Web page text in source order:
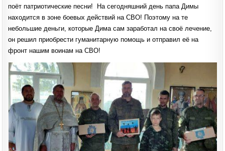
поёт патриотические песни! На сегодняшний день папа Димы
находится в зоне боевых действий на СВО! Поэтому на те
небольшие деньги, которые Дима сам заработал на своё лечение,
он решил приобрести гуманитарную помощь и отправил её на
фронт нашим воинам на СВО!